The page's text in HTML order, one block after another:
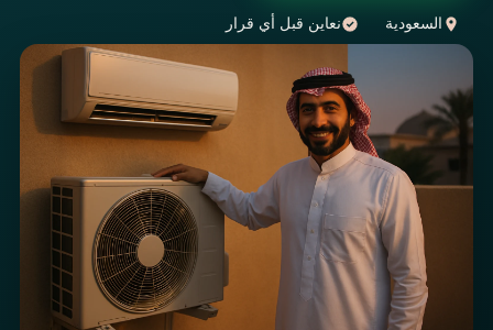
السعودية نعاين قبل أي قرار